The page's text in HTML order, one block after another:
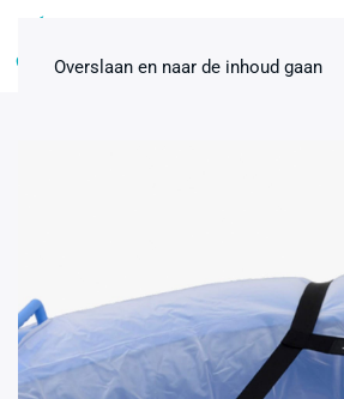
Bevallingsbad
Overslaan en naar de inhoud gaan